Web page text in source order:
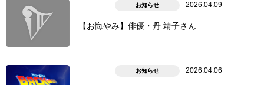
お知らせ 2026.04.09
【お悔やみ】俳優・丹 靖子さん
お知らせ 2026.04.06